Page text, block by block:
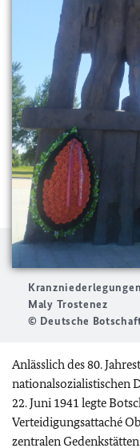
Maly Trostenez
© Deutsche
Anlässlich des 80.
nationalsozialistischen
22. Juni 1941 legte
Verteidigungsattaché
zentralen